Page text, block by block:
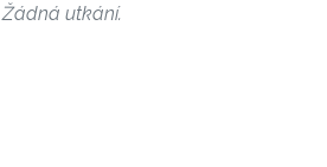
Žádná utkání.